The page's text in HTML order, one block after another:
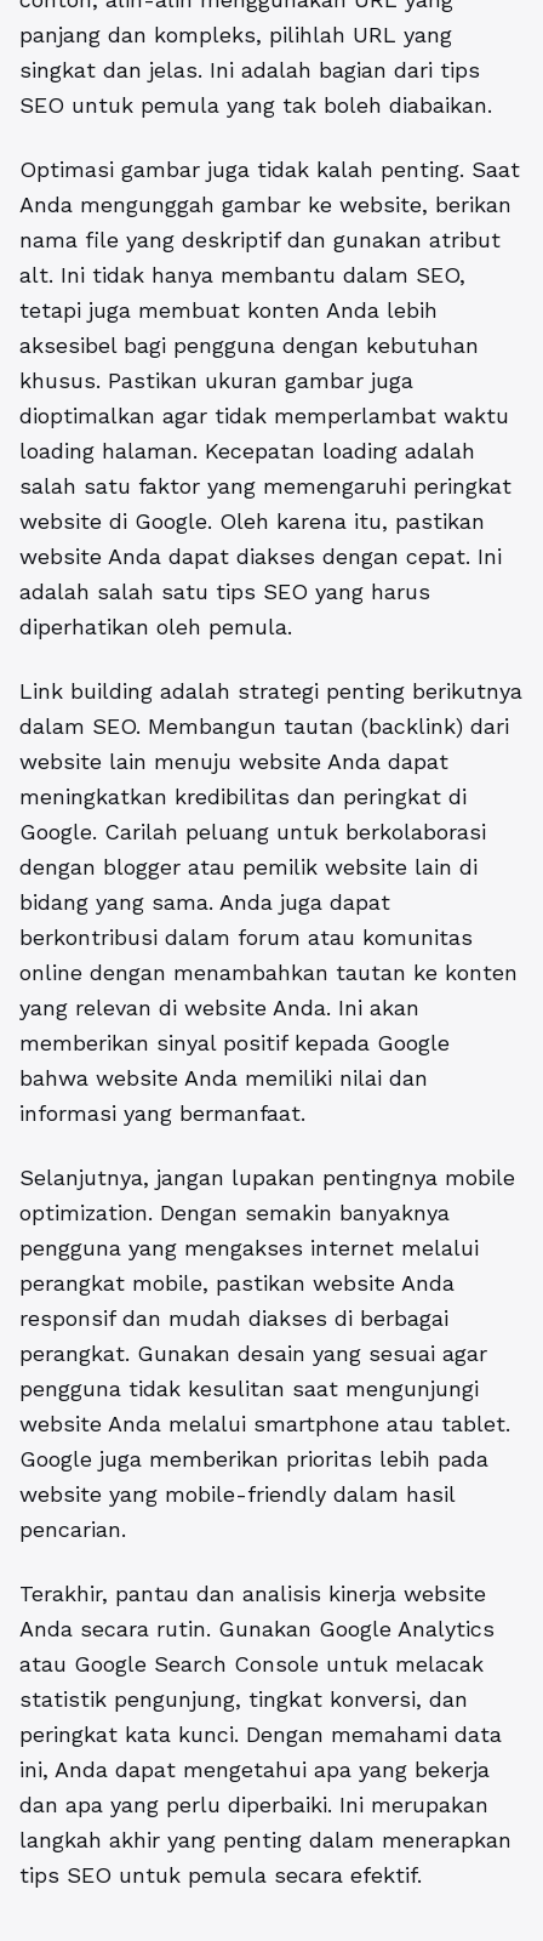
panjang dan kompleks, pilihlah URL yang
singkat dan jelas. Ini adalah bagian dari tips
SEO untuk pemula yang tak boleh diabaikan.
Optimasi gambar juga tidak kalah penting. Saat
Anda mengunggah gambar ke website, berikan
nama file yang deskriptif dan gunakan atribut
alt. Ini tidak hanya membantu dalam SEO,
tetapi juga membuat konten Anda lebih
aksesibel bagi pengguna dengan kebutuhan
khusus. Pastikan ukuran gambar juga
dioptimalkan agar tidak memperlambat waktu
loading halaman. Kecepatan loading adalah
salah satu faktor yang memengaruhi peringkat
website di Google. Oleh karena itu, pastikan
website Anda dapat diakses dengan cepat. Ini
adalah salah satu tips SEO yang harus
diperhatikan oleh pemula.
Link building adalah strategi penting berikutnya
dalam SEO. Membangun tautan (backlink) dari
website lain menuju website Anda dapat
meningkatkan kredibilitas dan peringkat di
Google. Carilah peluang untuk berkolaborasi
dengan blogger atau pemilik website lain di
bidang yang sama. Anda juga dapat
berkontribusi dalam forum atau komunitas
online dengan menambahkan tautan ke konten
yang relevan di website Anda. Ini akan
memberikan sinyal positif kepada Google
bahwa website Anda memiliki nilai dan
informasi yang bermanfaat.
Selanjutnya, jangan lupakan pentingnya mobile
optimization. Dengan semakin banyaknya
pengguna yang mengakses internet melalui
perangkat mobile, pastikan website Anda
responsif dan mudah diakses di berbagai
perangkat. Gunakan desain yang sesuai agar
pengguna tidak kesulitan saat mengunjungi
website Anda melalui smartphone atau tablet.
Google juga memberikan prioritas lebih pada
website yang mobile-friendly dalam hasil
pencarian.
Terakhir, pantau dan analisis kinerja website
Anda secara rutin. Gunakan Google Analytics
atau Google Search Console untuk melacak
statistik pengunjung, tingkat konversi, dan
peringkat kata kunci. Dengan memahami data
ini, Anda dapat mengetahui apa yang bekerja
dan apa yang perlu diperbaiki. Ini merupakan
langkah akhir yang penting dalam menerapkan
tips SEO untuk pemula secara efektif.